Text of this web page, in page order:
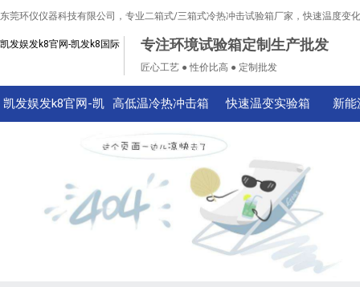
东莞环仪仪器科技有限公司，专业二箱式/三箱式冷热冲击试验箱厂家，快速温度变
凯发娱发k8官网-凯发k8国际 专注环境试验箱定制生产批发
匠心工艺 ● 性价比高 ● 定制批发
凯发娱发k8官网-凯 高低温冷热冲击箱 快速温变实验箱 新